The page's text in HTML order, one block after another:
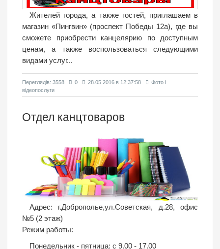
Жителей города, а также гостей, приглашаем в
магазин «Пингвин» (проспект Победы 12а), где вы
сможете приобрести канцелярию по доступным
ценам, а также воспользоваться следующими
видами услуг...
Переглядiв: 3558 0 28.05.2016 в 12:37:58
Фото і
відеопослуги
Отдел канцтоваров
Адрес: г.Доброполье,ул.Советская, д.28, офис
№5 (2 этаж)
Режим работы:
Понедельник - пятница: с 9.00 - 17.00